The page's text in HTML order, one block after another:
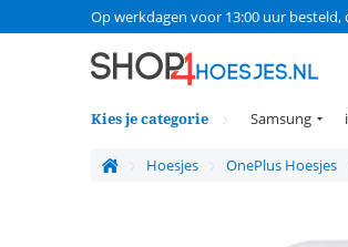
Op werkdagen voor 13:00 uur besteld,
Kies je categorie Samsung
Hoesjes OnePlus Hoesjes